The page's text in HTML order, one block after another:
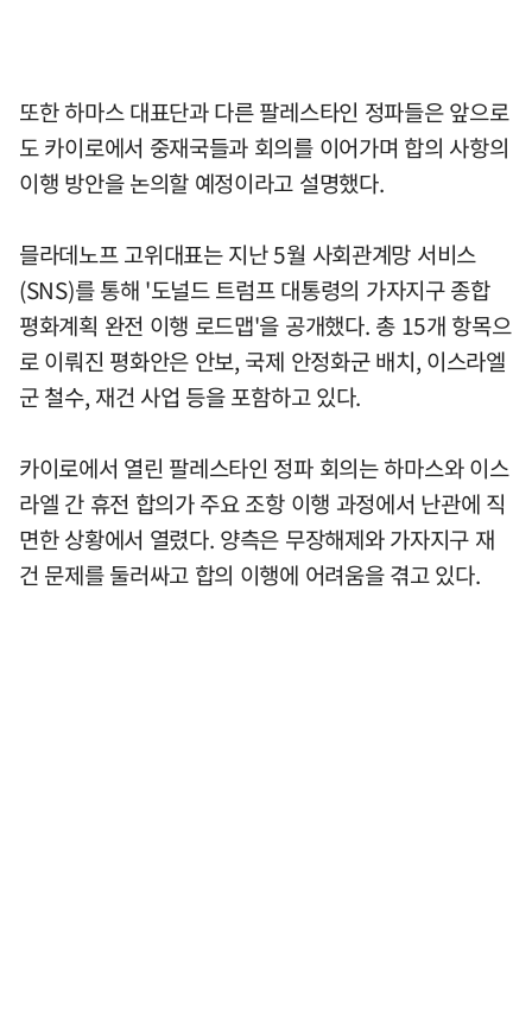
또한 하마스 대표단과 다른 팔레스타인 정파들은 앞으로
도 카이로에서 중재국들과 회의를 이어가며 합의 사항의
이행 방안을 논의할 예정이라고 설명했다.
믈라데노프 고위대표는 지난 5월 사회관계망 서비스
(SNS)를 통해 '도널드 트럼프 대통령의 가자지구 종합
평화계획 완전 이행 로드맵'을 공개했다. 총 15개 항목으
로 이뤄진 평화안은 안보, 국제 안정화군 배치, 이스라엘
군 철수, 재건 사업 등을 포함하고 있다.
카이로에서 열린 팔레스타인 정파 회의는 하마스와 이스
라엘 간 휴전 합의가 주요 조항 이행 과정에서 난관에 직
면한 상황에서 열렸다. 양측은 무장해제와 가자지구 재
건 문제를 둘러싸고 합의 이행에 어려움을 겪고 있다.